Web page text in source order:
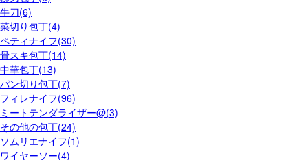
牛刀(6)
菜切り包丁(4)
ペティナイフ(30)
骨スキ包丁(14)
中華包丁(13)
パン切り包丁(7)
フィレナイフ(96)
ミートテンダライザー@(3)
その他の包丁(24)
ソムリエナイフ(1)
ワイヤーソー(4)